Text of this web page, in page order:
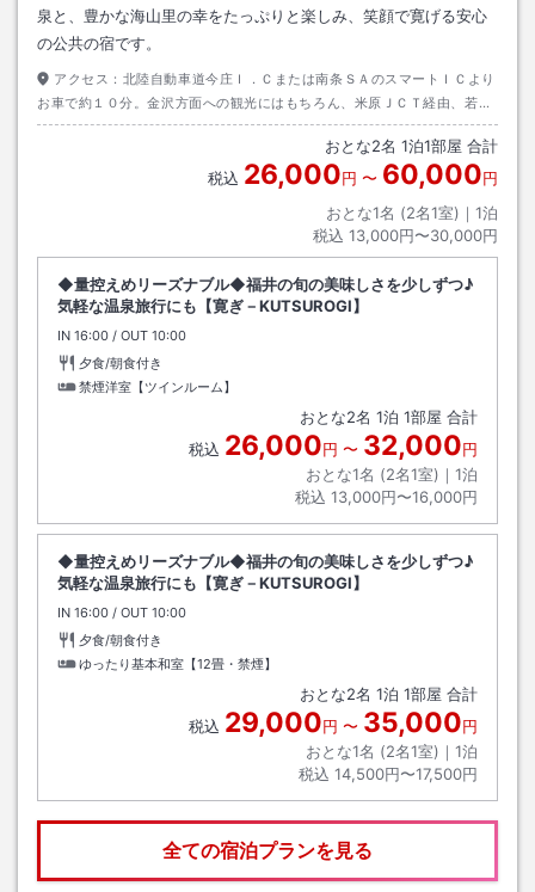
泉と、豊かな海山里の幸をたっぷりと楽しみ、笑顔で寛げる安心
の公共の宿です。
アクセス： 北陸自動車道今庄Ｉ．Ｃまたは南条ＳＡのスマートＩＣより
お車で約１０分。金沢方面への観光にはもちろん、米原ＪＣＴ経由、若狭
方面や東尋坊、永平寺と各スポットへのアクセスの起点に便利。
おとな2名 1泊1部屋 合計
税込 26,000円 〜 60,000円
おとな1名 (2名1室)｜ 1泊
税込 13,000円〜30,000円
◆量控えめリーズナブル◆福井の旬の美味しさを少しずつ♪
気軽な温泉旅行にも【寛ぎ－KUTSUROGI】
IN チェックイン
16:00 / OUT チェックアウト
10:00
夕食/朝食付き
禁煙洋室【ツインルーム】
おとな2名 1泊 1部屋 合計
税込 26,000円 〜 32,000円
おとな1名 (2名1室)｜ 1泊
税込 13,000円〜16,000円
◆量控えめリーズナブル◆福井の旬の美味しさを少しずつ♪
気軽な温泉旅行にも【寛ぎ－KUTSUROGI】
IN チェックイン
16:00 / OUT チェックアウト
10:00
夕食/朝食付き
ゆったり基本和室【12畳・禁煙】
おとな2名 1泊 1部屋 合計
税込 29,000円 〜 35,000円
おとな1名 (2名1室)｜ 1泊
税込 14,500円〜17,500円
全ての宿泊プランを見る